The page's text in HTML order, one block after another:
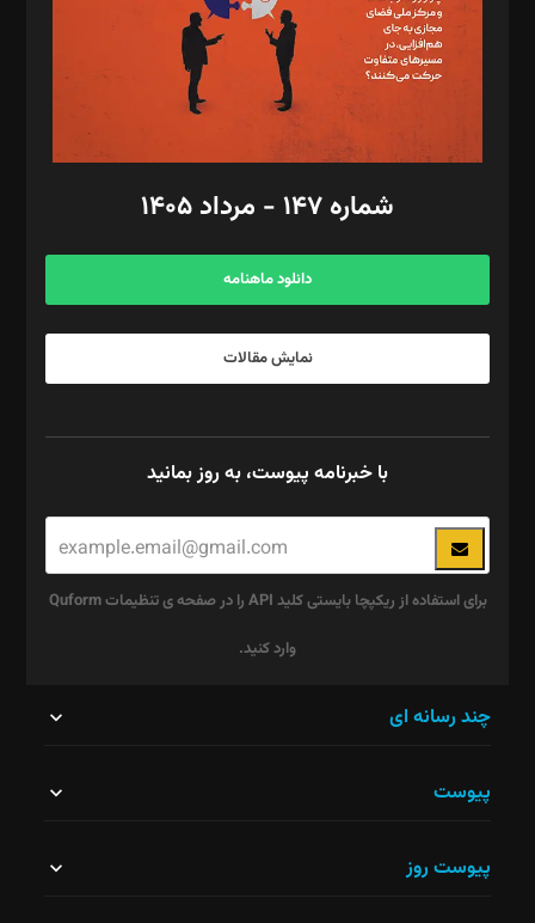
طراح یونیفرم: مجید توکلی
فیلمبرداری و عکاسی: امیر شفیعی، مانی لطفی زاده
گرافیک و صفحه‌آرایی: سید‌سبحان‌علی ثابت
مد‌یر توسعه تجاری: کامبیز برید‌
امور مالی: شاپور رهبری، محمد‌ کاظمی‌نیا
آگهی و مشترکین: ۰۹۱۹۹۹۹۰۴۵۴
شماره ۱۴۷ - مرداد ۱۴۰۵
دانلود ماهنامه
نمایش مقالات
با خبرنامه پیوست، به روز بمانید
برای استفاده از ریکپچا بایستی کلید API را در صفحه ی تنظیمات Quform
وارد کنید.
نباید
چند رسانه ای
پیوست
پیوست روز